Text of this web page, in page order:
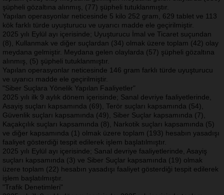
şüpheli gözaltına alınmış, (77) şüpheli tutuklanmıştır.
Yapılan operasyonlar neticesinde 5 kilo 252 gram, 629 tablet ve 113
kök farklı türde uyuşturucu ve uyarıcı madde ele geçirilmiştir.
2025 yılı Eylül ayı içerisinde; Uyuşturucu İmal ve Ticaret suçundan
(8), Kullanmak ve diğer suçlardan (34) olmak üzere toplam (42) olay
meydana gelmiştir. Meydana gelen olaylarda (57) şüpheli gözaltına
alınmış, (5) şüpheli tutuklanmıştır.
Yapılan operasyonlar neticesinde 146 gram farklı türde uyuşturucu
ve uyarıcı madde ele geçirilmiştir.
"Siber Suçlara Yönelik Yapılan Faaliyetler"
2025 yılı ilk 9 aylık dönem içerisinde; Sanal devriye faaliyetlerinde,
Asayiş suçları kapsamında (69), Terör suçları kapsamında (54),
Güvenlik suçları kapsamında (49), Siber Suçlar kapsamında (7),
Kaçakçılık suçları kapsamında (8), Narkotik suçları kapsamında (5)
ve diğer kapsamında (1) olmak üzere toplam (193) hesabın yasadışı
faaliyet gösterdiği tespit edilerek işlem başlatılmıştır.
2025 yılı Eylül ayı içerisinde; Sanal devriye faaliyetlerinde, Asayiş
suçları kapsamında (3) ve Siber Suçlar kapsamında (19) olmak
üzere toplam (22) hesabın yasadışı faaliyet gösterdiği tespit edilerek
işlem başlatılmıştır.
"Trafik Denetimleri"